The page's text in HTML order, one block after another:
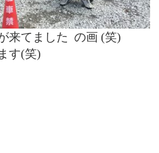
来てました の画 (笑)
す(笑)